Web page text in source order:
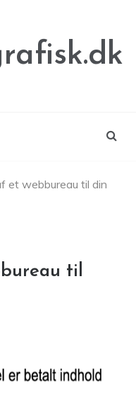
et webbureau til din
til